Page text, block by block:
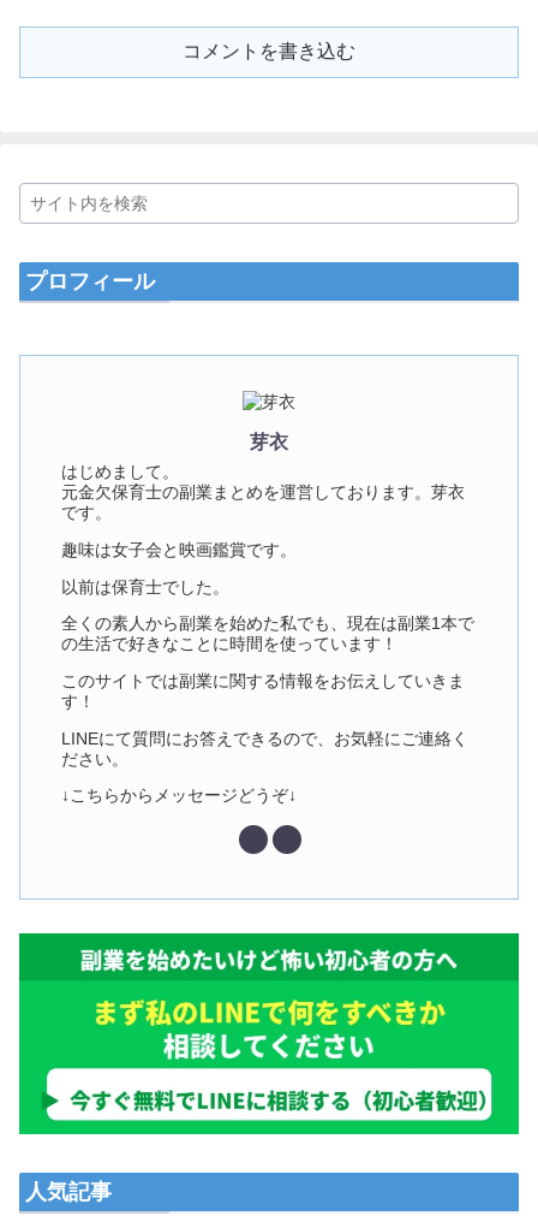
コメントを書き込む
プロフィール
芽衣
はじめまして。
元金欠保育士の副業まとめを運営しております。芽衣
です。
趣味は女子会と映画鑑賞です。
以前は保育士でした。
全くの素人から副業を始めた私でも、現在は副業1本で
の生活で好きなことに時間を使っています！
このサイトでは副業に関する情報をお伝えしていきま
す！
LINEにて質問にお答えできるので、お気軽にご連絡く
ださい。
↓こちらからメッセージどうぞ↓
人気記事